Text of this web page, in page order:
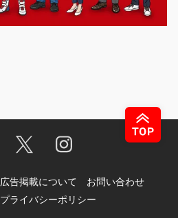
広告掲載について
お問い合わせ
プライバシーポリシー